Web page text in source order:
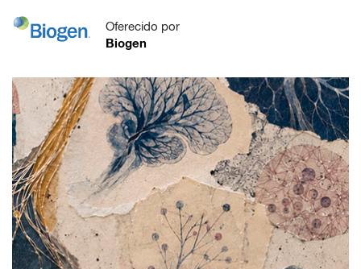
Oferecido por
Biogen